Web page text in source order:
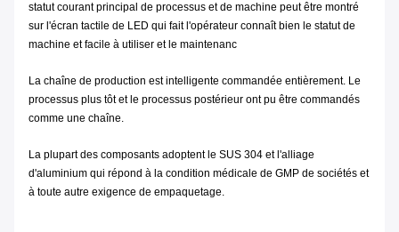
statut courant principal de processus et de machine peut être montré
sur l'écran tactile de LED qui fait l'opérateur connaît bien le statut de
machine et facile à utiliser et le maintenanc
La chaîne de production est intelligente commandée entièrement. Le
processus plus tôt et le processus postérieur ont pu être commandés
comme une chaîne.
La plupart des composants adoptent le SUS 304 et l'alliage
d'aluminium qui répond à la condition médicale de GMP de sociétés et
à toute autre exigence de empaquetage.